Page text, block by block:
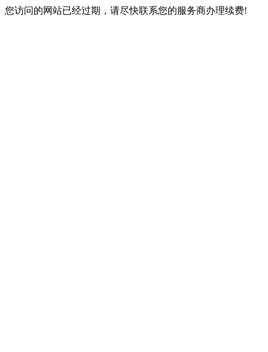
您访问的网站已经过期，请尽快联系您的服务商办理续费!